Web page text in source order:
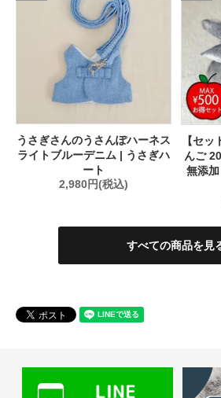
うさぎさんのうさんぽハーネス
ライトブルーデニム | うさぎハ
ート
2,980円(税込)
【セ
んご
無添
すべての商品を見